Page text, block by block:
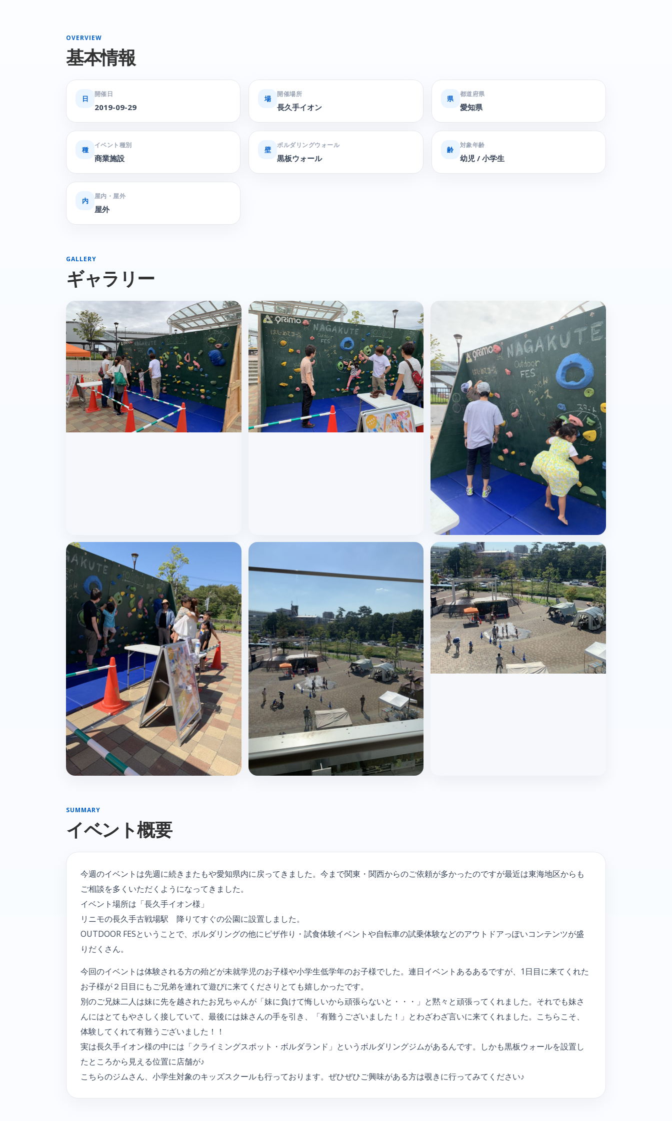
OVERVIEW
基本情報
日
開催日
2019-09-29
場
開催場所
長久手イオン
県
都道府県
愛知県
種
イベント種別
商業施設
壁
ボルダリングウォール
黒板ウォール
齢
対象年齢
幼児 / 小学生
内
屋内・屋外
屋外
GALLERY
ギャラリー
SUMMARY
イベント概要
今週のイベントは先週に続きまたもや愛知県内に戻ってきました。今まで関東・関西からのご依頼が多かったのですが最近は東海地区からも
ご相談を多くいただくようになってきました。
イベント場所は「長久手イオン様」
リニモの長久手古戦場駅 降りてすぐの公園に設置しました。
OUTDOOR FESということで、ボルダリングの他にピザ作り・試食体験イベントや自転車の試乗体験などのアウトドアっぽいコンテンツが盛
りだくさん。
今回のイベントは体験される方の殆どが未就学児のお子様や小学生低学年のお子様でした。連日イベントあるあるですが、1日目に来てくれた
お子様が２日目にもご兄弟を連れて遊びに来てくださりとても嬉しかったです。
別のご兄妹二人は妹に先を越されたお兄ちゃんが「妹に負けて悔しいから頑張らないと・・・」と黙々と頑張ってくれました。それでも妹さ
んにはとてもやさしく接していて、最後には妹さんの手を引き、「有難うございました！」とわざわざ言いに来てくれました。こちらこそ、
体験してくれて有難うございました！！
実は長久手イオン様の中には「クライミングスポット・ボルダランド」というボルダリングジムがあるんです。しかも黒板ウォールを設置し
たところから見える位置に店舗が♪
こちらのジムさん、小学生対象のキッズスクールも行っております。ぜひぜひご興味がある方は覗きに行ってみてください♪